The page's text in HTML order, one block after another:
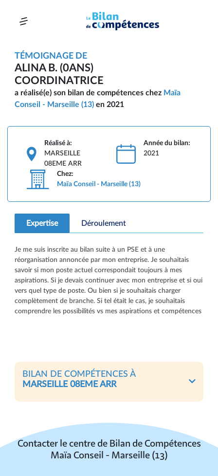
TÉMOIGNAGE DE
ALINA B. (0ANS)
COORDINATRICE
a réalisé(e) son bilan de compétences chez Maïa
Conseil - Marseille (13) en 2021
Réalisé à:
MARSEILLE
08EME ARR
Année du bilan:
2021
Chez:
Maïa Conseil - Marseille (13)
Expertise Déroulement
Je me suis inscrite au bilan suite à un PSE et à une
réorganisation annoncée par mon entreprise. Je souhaitais
savoir si mon poste actuel correspondait toujours à mes
aspirations. Si je devais continuer avec mon entreprise et si oui
vers quel type de poste. Ou bien si je souhaitais charger
complètement de branche. Si tel était le cas, je souhaitais
comprendre les possibilités vs mes aspirations et compétences
BILAN DE COMPÉTENCES À
MARSEILLE 08EME ARR
Contacter le centre de Bilan de Compétences
Maïa Conseil - Marseille (13)